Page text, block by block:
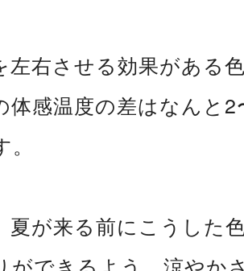
左右させる効果がある
体感温度の差はなんと
夏が来る前にこうした